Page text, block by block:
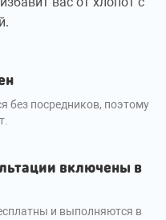
без посредников, поэтому
включены в
и выполняются в